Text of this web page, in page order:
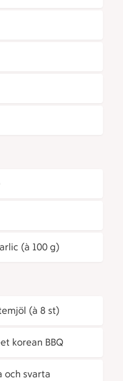
(à 100 g)
(à 8 st)
korean BBQ
och svarta